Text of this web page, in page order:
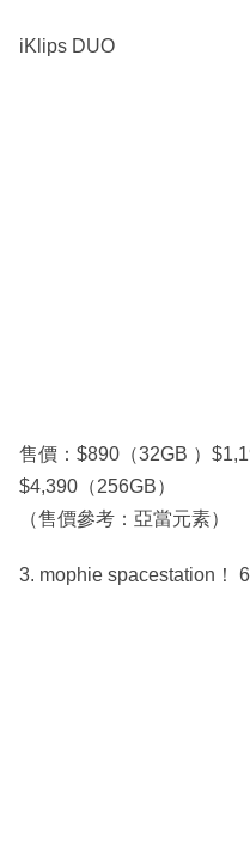
iKlips DUO
售價：$890（32GB ）
$4,390（256GB）
（售價參考：亞當元素）
3. mophie spacestation！